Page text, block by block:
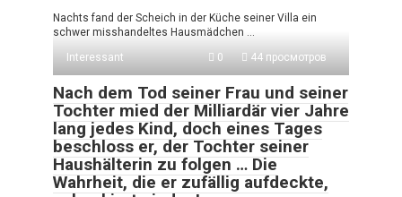
Nachts fand der Scheich in der Küche seiner Villa ein
schwer misshandeltes Hausmädchen …
Interessant
0 44 просмотров
Nach dem Tod seiner Frau und seiner
Tochter mied der Milliardär vier Jahre
lang jedes Kind, doch eines Tages
beschloss er, der Tochter seiner
Haushälterin zu folgen … Die
Wahrheit, die er zufällig aufdeckte,